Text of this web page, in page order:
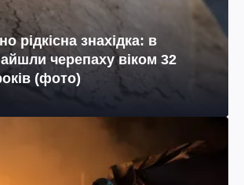
рідкісна знахідка: в
черепаху віком 32
(фото)